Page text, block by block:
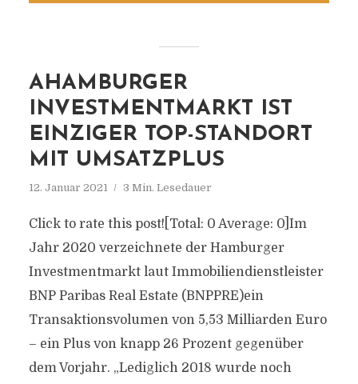
AHAMBURGER
INVESTMENTMARKT IST
EINZIGER TOP-STANDORT
MIT UMSATZPLUS
12. Januar 2021 3 Min. Lesedauer
Click to rate this post![Total: 0 Average: 0]Im
Jahr 2020 verzeichnete der Hamburger
Investmentmarkt laut Immobiliendienstleister
BNP Paribas Real Estate (BNPPRE)ein
Transaktionsvolumen von 5,53 Milliarden Euro
– ein Plus von knapp 26 Prozent gegenüber
dem Vorjahr. „Lediglich 2018 wurde noch